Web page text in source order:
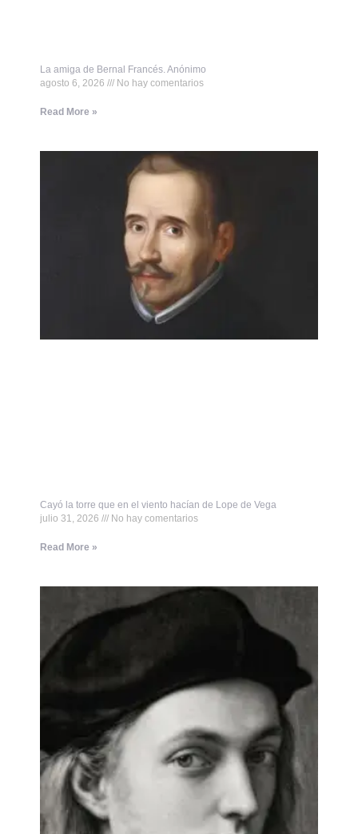
La amiga de Bernal Francés. Anónimo
agosto 6, 2026
No hay comentarios
Read More »
Cayó la torre que en el viento hacían de Lope de Vega
julio 31, 2026
No hay comentarios
Read More »